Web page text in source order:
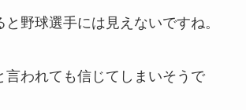
と野球選手には見えないですね。
言われても信じてしまいそうで